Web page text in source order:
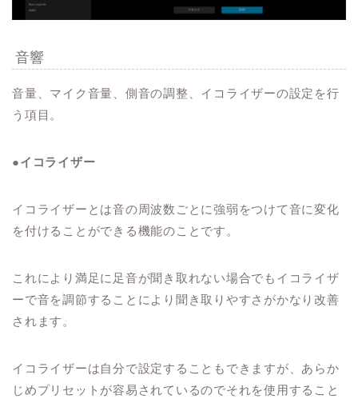
音響
音量、マイク音量、側音の調整、イコライザーの設定を行
う項目。
●イコライザー
イコライザーとは音の周波数ごとに強弱をつけて音に変化
を付けることができる機能のことです。
これにより満足に足音が聞き取れない場合でもイコライザ
ーで音を調節することにより聞き取りやすさがかなり改善
されます。
イコライザーは自分で設定することもできますが、あらか
じめプリセットが容易されているのでそれを使用すること